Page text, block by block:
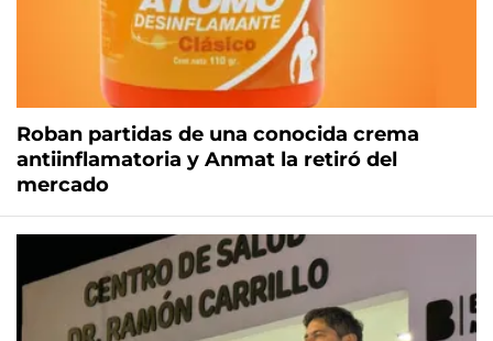
Roban partidas de una conocida crema
antiinflamatoria y Anmat la retiró del
mercado